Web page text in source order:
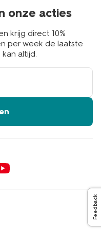
onze acties
krijg direct 10%
per week de laatste
altijd.
Feedback